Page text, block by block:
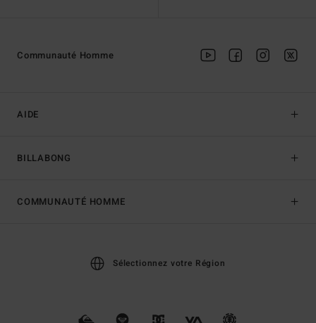
AIDE
BILLABONG
Communauté Homme
COMMUNAUTÉ HOMME
Sélectionnez votre Région